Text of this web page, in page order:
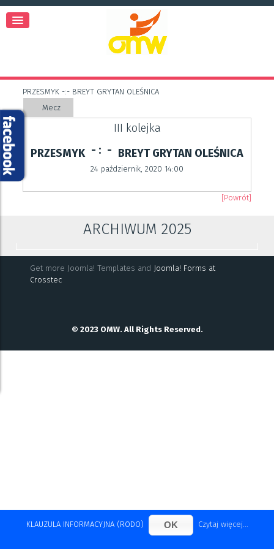
PRZESMYK -:- BREYT GRYTAN OLEŚNICA
Mecz
III kolejka
PRZESMYK - : - BREYT GRYTAN OLEŚNICA
24 październik, 2020 14:00
[Powrót]
ARCHIWUM 2025
Get more Joomla! Templates and Joomla! Forms at
Crosstec
© 2023 OMW. All Rights Reserved.
KLAUZULA INFORMACYJNA (RODO) OK Czytaj więcej...